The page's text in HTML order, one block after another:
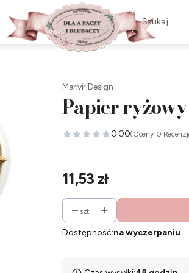
MariviriDesign
Papier
0.00(Oceny: 0
Cena
11,53 zł
szt.
Dostępność:na wyczerpaniu